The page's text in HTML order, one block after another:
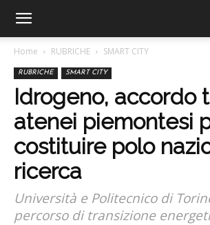
Home RUBRICHE SMART CITY
RUBRICHE SMART CITY
Idrogeno, accordo
atenei piemontesi
costituire polo
ricerca
Università e Politecnico di
percorso di transizione